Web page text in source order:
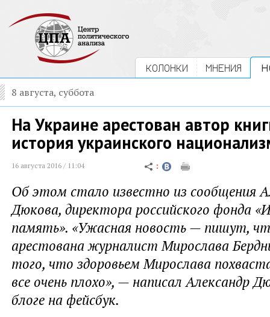
КОЛОНКИ МНЕНИЯ
8 августа, суббота
На Украине арестован автор
история украинского
16 августа 2016 / 11:04
Об этом стало известно из сообщения
Дюкова, директора российского фонда
память». «Ужасная новость — пишут,
арестована журналист Мирослава
того, что здоровьем Мирослава
все очень плохо», — написал Александр
блоге на фейсбук.